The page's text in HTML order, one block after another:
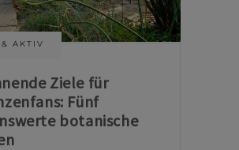
AKTIV
Ziele für
Fünf
botanische